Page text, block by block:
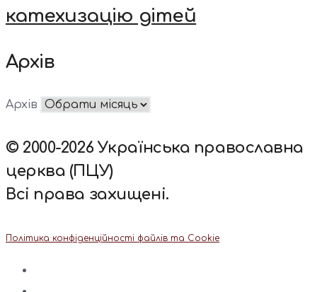
катехизацію дітей
Архів
Архів
© 2000-2026 Українська православна
церква (ПЦУ)
Всі права захищені.
Політика конфіденційності файлів та Cookie